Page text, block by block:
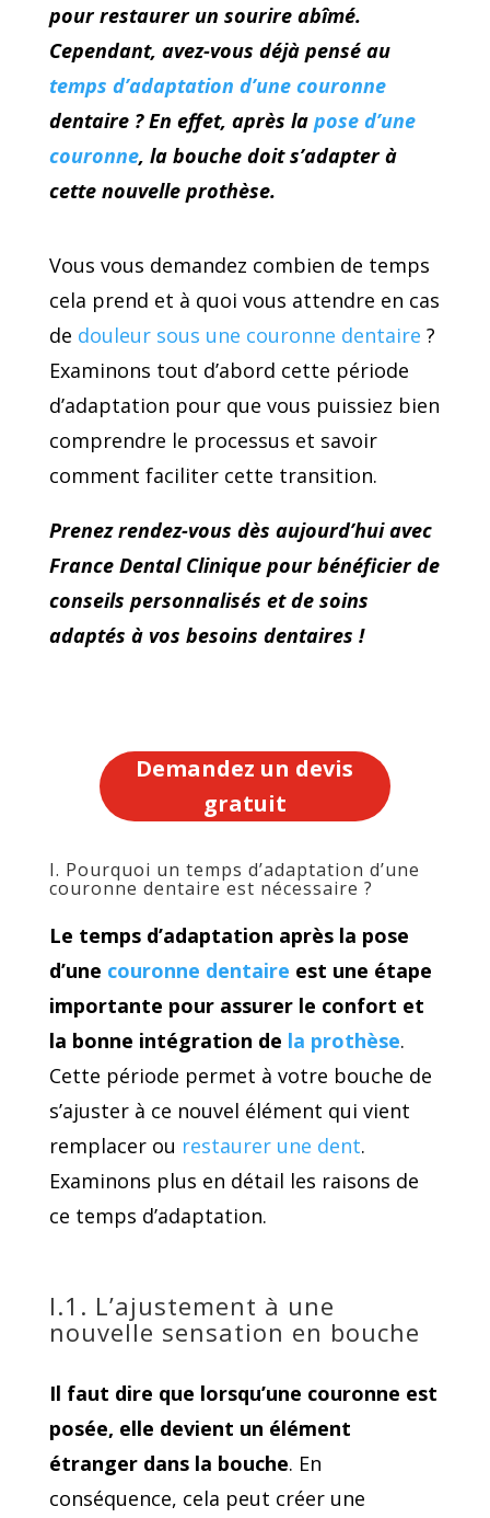
pour restaurer un sourire abîmé.
Cependant, avez-vous déjà pensé au
temps d’adaptation d’une couronne
dentaire ? En effet, après la pose d’une
couronne, la bouche doit s’adapter à
cette nouvelle prothèse.
Vous vous demandez combien de temps
cela prend et à quoi vous attendre en cas
de douleur sous une couronne dentaire ?
Examinons tout d’abord cette période
d’adaptation pour que vous puissiez bien
comprendre le processus et savoir
comment faciliter cette transition.
Prenez rendez-vous dès aujourd’hui avec
France Dental Clinique pour bénéficier de
conseils personnalisés et de soins
adaptés à vos besoins dentaires !
Demandez un devis
gratuit
I. Pourquoi un temps d’adaptation d’une
couronne dentaire est nécessaire ?
Le temps d’adaptation après la pose
d’une couronne dentaire est une étape
importante pour assurer le confort et
la bonne intégration de la prothèse.
Cette période permet à votre bouche de
s’ajuster à ce nouvel élément qui vient
remplacer ou restaurer une dent.
Examinons plus en détail les raisons de
ce temps d’adaptation.
I.1. L’ajustement à une
nouvelle sensation en bouche
Il faut dire que lorsqu’une couronne est
posée, elle devient un élément
étranger dans la bouche. En
conséquence, cela peut créer une